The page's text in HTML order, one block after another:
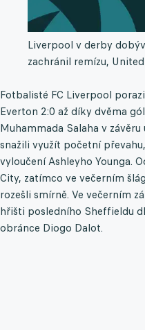
Liverpool v derby
zachránil remízu,
Fotbalisté FC Liverpool
Everton 2:0 až díky dvěma
Muhammada Salaha v
snažili využít početní
vyloučení Ashleyho Younga.
City, zatímco ve večerním
rozešli smírně. Ve večerním
hřišti posledního Sheffieldu
obránce Diogo Dalot.